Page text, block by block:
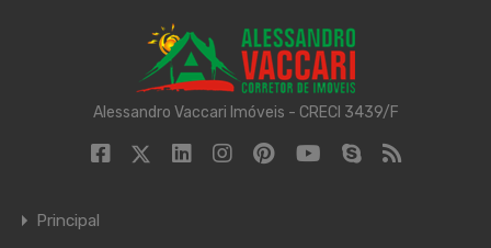
Alessandro Vaccari Imóveis - CRECI 3439/F
Principal